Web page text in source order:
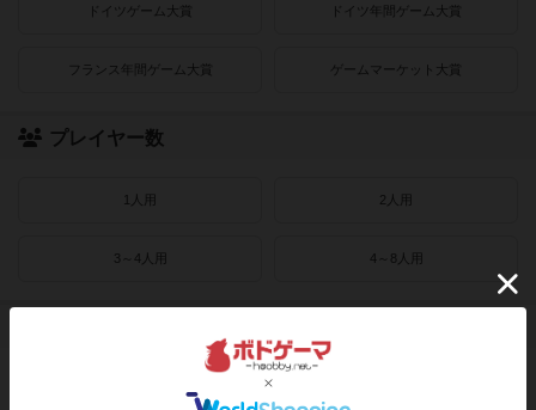
ドイツゲーム大賞 ドイツ年間ゲーム大賞
フランス年間ゲーム大賞 ゲームマーケット大賞
プレイヤー数
1人用 2人用
3～4人用 4～8人用